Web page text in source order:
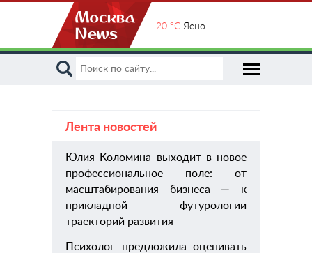
20 °C Ясно
Лента новостей
Юлия Коломина выходит в новое
профессиональное поле: от
масштабирования бизнеса — к
прикладной футурологии
траекторий развития
Психолог предложила оценивать